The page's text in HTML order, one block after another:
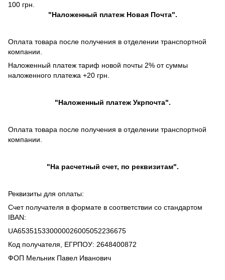
100 грн.
"Наложенный платежНовая Почта".
Оплата товара после получения в отделении транспортной
компании.
Наложенный платеж тариф новой почты 2% от суммы
наложенного платежа +20 грн.
"Наложенный платежУкрпочта".
Оплата товара после получения в отделении транспортной
компании.
"На расчетный счет, по реквизитам".
Реквизиты для оплаты:
Счет получателя в формате в соответствии со стандартом
IBAN:
UA653515330000026005052236675
Код получателя, ЕГРПОУ: 2648400872
ФОП Мельник Павел Иванович